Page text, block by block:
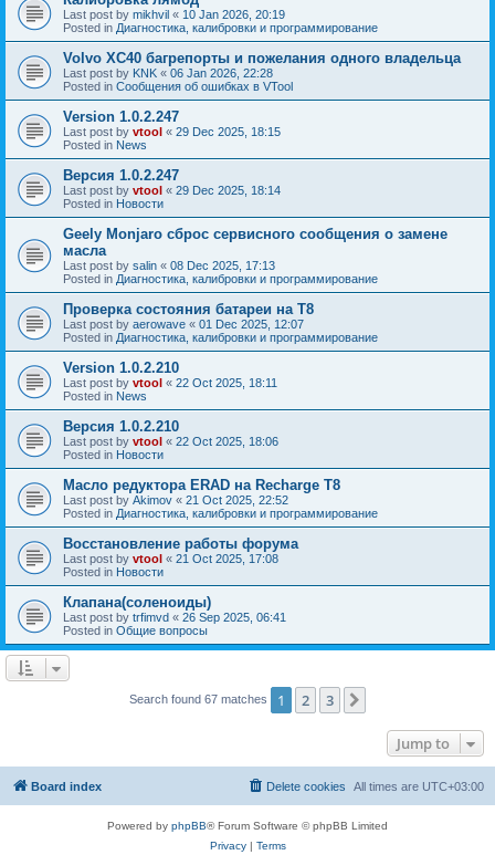
Last post by mikhvil « 10 Jan 2026, 20:19
Posted in Диагностика, калибровки и программирование
Volvo XC40 багрепорты и пожелания одного владельца
Last post by KNK « 06 Jan 2026, 22:28
Posted in Сообщения об ошибках в VTool
Version 1.0.2.247
Last post by vtool « 29 Dec 2025, 18:15
Posted in News
Версия 1.0.2.247
Last post by vtool « 29 Dec 2025, 18:14
Posted in Новости
Geely Monjaro сброс сервисного сообщения о замене
масла
Last post by salin « 08 Dec 2025, 17:13
Posted in Диагностика, калибровки и программирование
Проверка состояния батареи на T8
Last post by aerowave « 01 Dec 2025, 12:07
Posted in Диагностика, калибровки и программирование
Version 1.0.2.210
Last post by vtool « 22 Oct 2025, 18:11
Posted in News
Версия 1.0.2.210
Last post by vtool « 22 Oct 2025, 18:06
Posted in Новости
Масло редуктора ERAD на Recharge T8
Last post by Akimov « 21 Oct 2025, 22:52
Posted in Диагностика, калибровки и программирование
Восстановление работы форума
Last post by vtool « 21 Oct 2025, 17:08
Posted in Новости
Клапана(соленоиды)
Last post by trfimvd « 26 Sep 2025, 06:41
Posted in Общие вопросы
Search found 67 matches 1 2 3
Jump to
Board index All times are UTC+03:00
Delete cookies
Powered by phpBB® Forum Software © phpBB Limited
Privacy| Terms